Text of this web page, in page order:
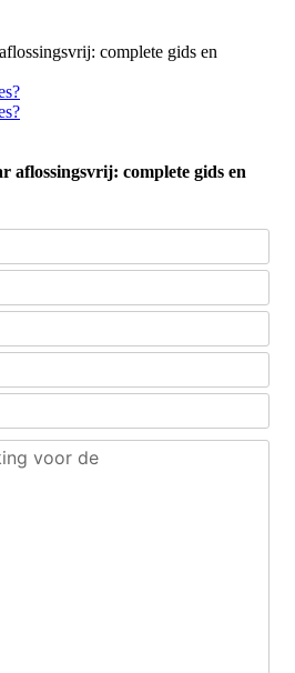
complete gids en
aflossingsvrij: complete gids en